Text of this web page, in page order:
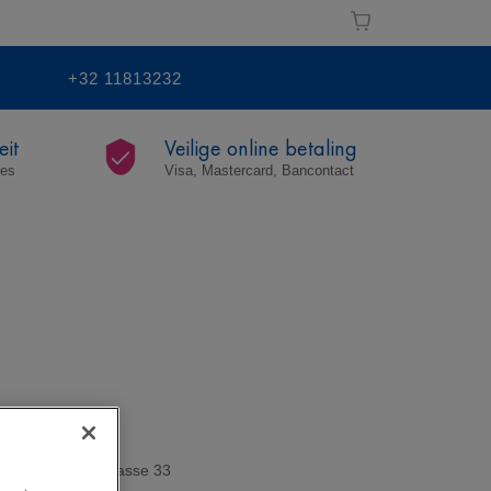
+32 11813232
Veilige online betaling
Visa, Mastercard, Bancontact
Klasse 33